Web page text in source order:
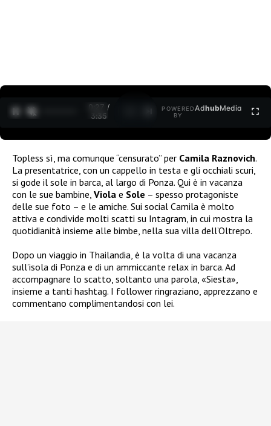
0:27 /
3:35
POWERED
BY
AdhubMedia
Topless sì, ma comunque “censurato” per Camila Raznovich.
La presentatrice, con un cappello in testa e gli occhiali scuri,
si gode il sole in barca, al largo di Ponza. Qui è in vacanza
con le sue bambine, Viola e Sole – spesso protagoniste
delle sue foto – e le amiche. Sui social Camila è molto
attiva e condivide molti scatti su Intagram, in cui mostra la
quotidianità insieme alle bimbe, nella sua villa dell’Oltrepo.
Dopo un viaggio in Thailandia, è la volta di una vacanza
sull’isola di Ponza e di un ammiccante relax in barca. Ad
accompagnare lo scatto, soltanto una parola, «Siesta»,
insieme a tanti hashtag. I follower ringraziano, apprezzano e
commentano complimentandosi con lei.